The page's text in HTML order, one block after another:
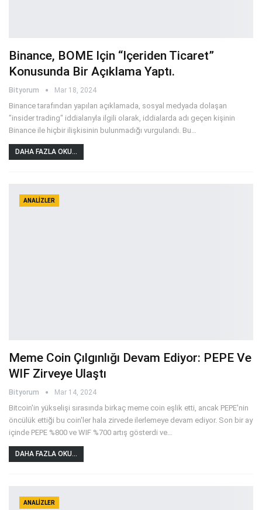
Binance, BOME Için “içeriden Ticaret”
Konusunda Bir Açıklama Yaptı.
Bityorum Mar 18, 2024
Binance tarafından yapılan açıklamada, sosyal medyada dolaşan
"insider trading" iddialarıyla ilgili olarak, iddialarda adı geçen kişinin
Binance ile hiçbir ilişkisinin bulunmadığı vurgulandı. Bu
DAHA FAZLA OKU...
ANALIZLER
Meme Coin Çılgınlığı Devam Ediyor: PEPE Ve
WIF Zirveye Ulaştı
Bityorum Mar 14, 2024
Bitcoin'in yükselişi sırasında birkaç meme coin eşlik etti, ancak PEPE'nin
öncülük ettiği bu coin'ler hala zirvede ilerlemeye devam ediyor. Son bir ay
içinde PEPE %800 ve WIF %700 artış gösterdi ve…
DAHA FAZLA OKU...
ANALIZLER